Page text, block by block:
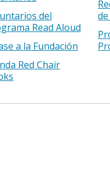
del
Read Aloud
a la Fundación
Red Chair